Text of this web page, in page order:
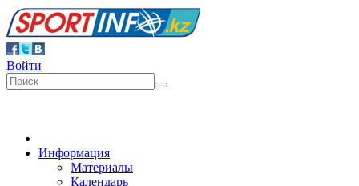
Войти
Информация
Материалы
Календарь